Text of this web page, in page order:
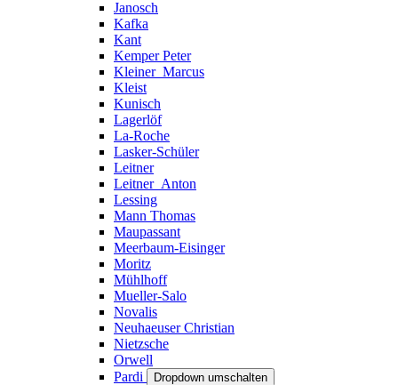
Janosch
Kafka
Kant
Kemper Peter
Kleiner_Marcus
Kleist
Kunisch
Lagerlöf
La-Roche
Lasker-Schüler
Leitner
Leitner_Anton
Lessing
Mann Thomas
Maupassant
Meerbaum-Eisinger
Moritz
Mühlhoff
Mueller-Salo
Novalis
Neuhaeuser Christian
Nietzsche
Orwell
Pardi
Dropdown umschalten